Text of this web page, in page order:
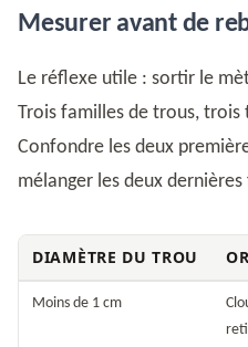
Mesurer avant de
Le réflexe utile : sortir le
Trois familles de trous, trois
Confondre les deux
mélanger les deux
DIAMÈTRE DU TROU
Moins de 1 cm